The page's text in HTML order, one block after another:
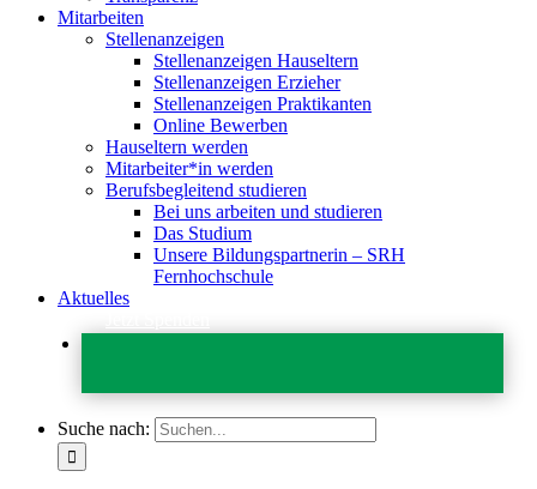
Mitarbeiten
Stellenanzeigen
Stellenanzeigen Hauseltern
Stellenanzeigen Erzieher
Stellenanzeigen Praktikanten
Online Bewerben
Hauseltern werden
Mitarbeiter*in werden
Berufsbegleitend studieren
Bei uns arbeiten und studieren
Das Studium
Unsere Bildungspartnerin – SRH
Fernhochschule
Aktuelles
Suche nach: